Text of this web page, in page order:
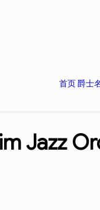
首页爵士
Jazz